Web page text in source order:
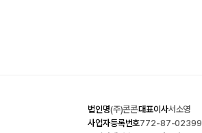
법인명(주)콘콘대표이사서소영
사업자등록번호772-87-02399